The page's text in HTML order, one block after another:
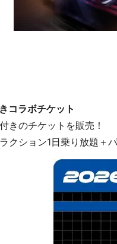
コラボチケット
きのチケットを販売！
クション1日乗り放題＋